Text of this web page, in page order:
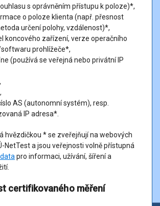
se skládá ze 6 časově diverzifikovaných
měřicího cyklu. Měřicí cyklus trvá 1 hodinu
testu jsou automaticky prováděna jednotlivá
měření 10 sekund pro každý směr datové
a upload). Časový rozestup mezi
15 minut.
měření směřujte, prosím, na
s oprávněním přístupu k poloze)*,
o poloze klienta (např. přesnost
určení polohy, vzdálenost)*,
koncového zařízení, verze operačního
prohlížeče*,
(používá se veřejná nebo privátní IP
AS (autonomní systém), resp.
IP adresa*.
hvězdičkou * se zveřejňují na webových
NetTest a jsou veřejnosti volně přístupná
pro informaci, užívání, šíření a
certifikovaného měření